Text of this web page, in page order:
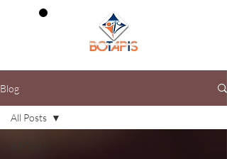
Blog
All Posts